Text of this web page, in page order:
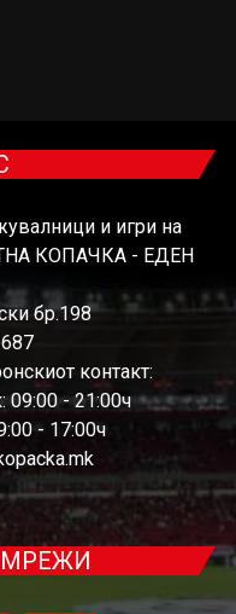
и игри на
КОПАЧКА - ЕДЕН
бр.198
контакт:
09:00 - 21:00ч
- 17:00ч